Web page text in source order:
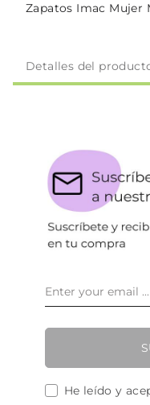
Zapatos Imac Mujer
Detalles del
He leído y